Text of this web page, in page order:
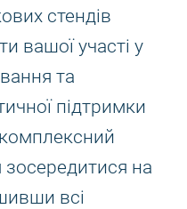
стендів
вашої участі у
та
підтримки
комплексний
зосередитися на
всі